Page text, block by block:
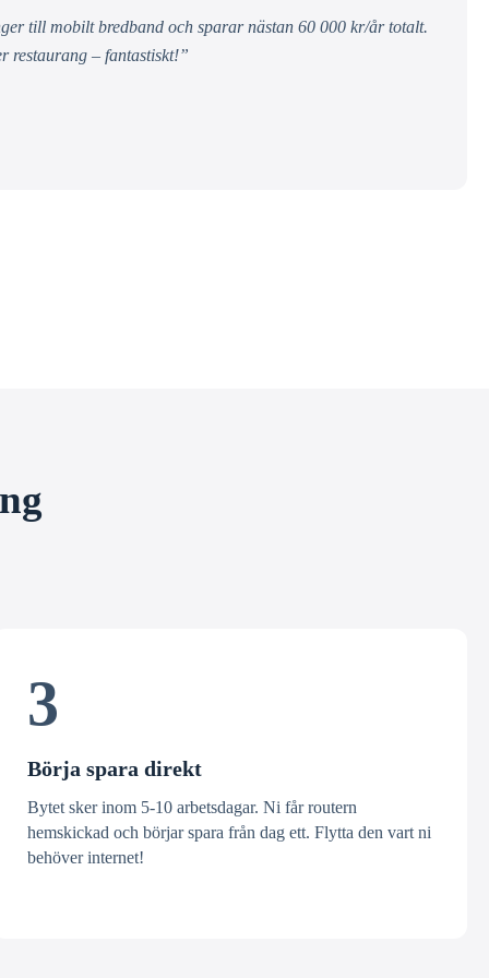
till mobilt bredband och sparar nästan 60 000 kr/år totalt.
restaurang – fantastiskt!”
3
Börja spara direkt
Bytet sker inom 5-10 arbetsdagar. Ni får routern
hemskickad och börjar spara från dag ett. Flytta den vart ni
behöver internet!